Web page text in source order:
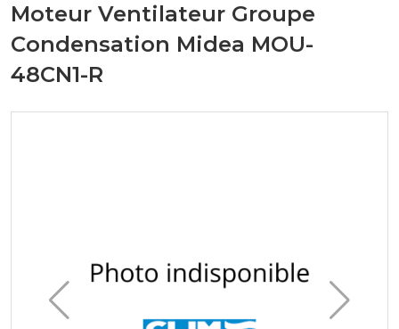
Moteur Ventilateur Groupe
Condensation Midea MOU-
48CN1-R